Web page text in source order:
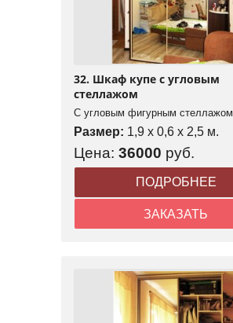
32. Шкаф купе с угловым
стеллажом
С угловым фигурным стеллажом
Размер: 1,9 x 0,6 x 2,5 м.
Цена: 36000 руб.
ПОДРОБНЕЕ
ЗАКАЗАТЬ